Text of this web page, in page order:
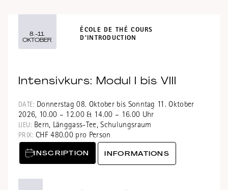
8.-11.
OKTOBER
ÉCOLE DE THÉ COURS
D'INTRODUCTION
Intensivkurs: Modul I bis VIII
DATE: Donnerstag 08. Oktober bis Sonntag 11. Oktober
2026, 10.00 – 12.00 & 14.00 – 16.00 Uhr
LIEU: Bern, Länggass-Tee, Schulungsraum
PRIX: CHF 480.00 pro Person
INSCRIPTION INFORMATIONS